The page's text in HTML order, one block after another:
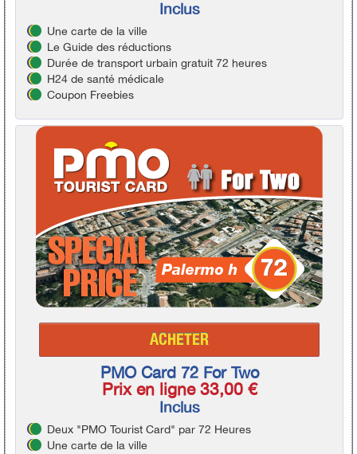
Inclus
Une carte de la ville
Le Guide des réductions
Durée de transport urbain gratuit 72 heures
H24 de santé médicale
Coupon Freebies
ACHETER
PMO Card 72 For Two
Prix en ligne 33,00 €
Inclus
Deux "PMO Tourist Card" par 72 Heures
Une carte de la ville